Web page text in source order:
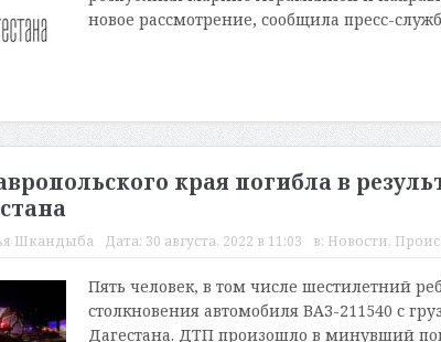
новое рассмотрение, сообщила пресс-
края погибла в
Шкандыба Дата: 30 августа, 2022 в 11:03 в: Новости,
Пять человек, в том числе шестилетний
столкновения автомобиля ВАЗ-211540 с
Дагестана. ДТП произошло в минувший